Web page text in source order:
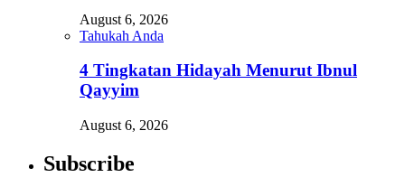
August 6, 2026
Tahukah Anda
4 Tingkatan Hidayah Menurut Ibnul
Qayyim
August 6, 2026
Subscribe